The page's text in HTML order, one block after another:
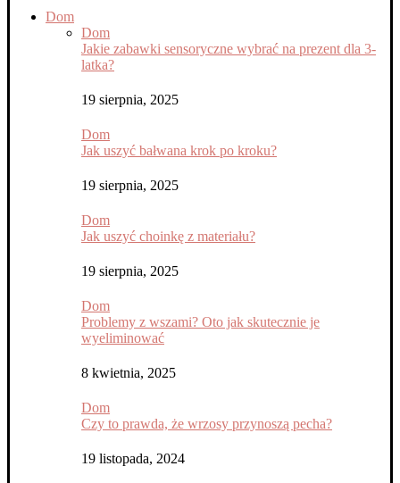
Dom
Dom
Jakie zabawki sensoryczne wybrać na prezent dla 3-
latka?
19 sierpnia, 2025
Dom
Jak uszyć bałwana krok po kroku?
19 sierpnia, 2025
Dom
Jak uszyć choinkę z materiału?
19 sierpnia, 2025
Dom
Problemy z wszami? Oto jak skutecznie je
wyeliminować
8 kwietnia, 2025
Dom
Czy to prawda, że wrzosy przynoszą pecha?
19 listopada, 2024